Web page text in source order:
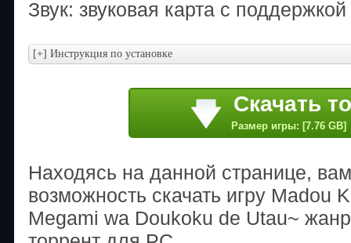
Звук: звуковая карта с
Скачать
Размер игры: [7.76 GB]
Находясь на данной странице,
возможность скачать игру Madou
Megami wa Doukoku de Utau~